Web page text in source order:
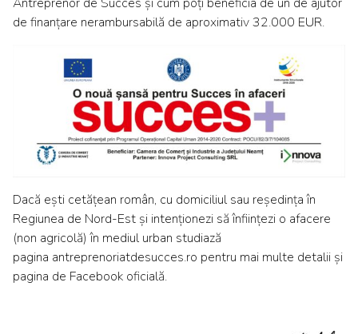
de finanțare nerambursabilă de aproximativ 32.000 EUR.
Dacă ești cetățean român, cu domiciliul sau reședința în
Regiunea de Nord-Est și intenționezi să înființezi o afacere
(non agricolă) în mediul urban studiază
pagina antreprenoriatdesucces.ro pentru mai multe detalii și
pagina de Facebook oficială.